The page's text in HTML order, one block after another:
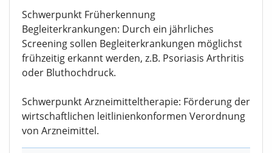
Schwerpunkt Früherkennung
Begleiterkrankungen: Durch ein jährliches
Screening sollen Begleiterkrankungen möglichst
frühzeitig erkannt werden, z.B. Psoriasis Arthritis
oder Bluthochdruck.
Schwerpunkt Arzneimitteltherapie: Förderung der
wirtschaftlichen leitlinienkonformen Verordnung
von Arzneimittel.